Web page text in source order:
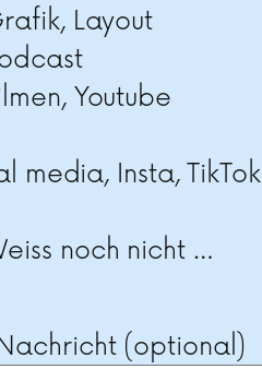
Layout
Youtube
media, Insta, TikTok
noch nicht …
(optional)